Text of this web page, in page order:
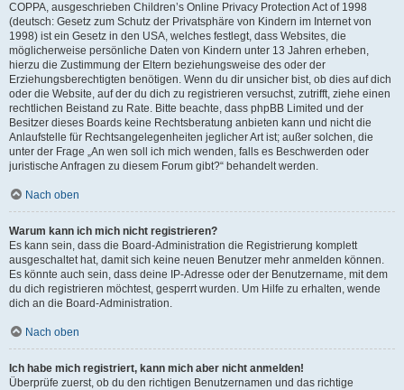
COPPA, ausgeschrieben Children’s Online Privacy Protection Act of 1998
(deutsch: Gesetz zum Schutz der Privatsphäre von Kindern im Internet von
1998) ist ein Gesetz in den USA, welches festlegt, dass Websites, die
möglicherweise persönliche Daten von Kindern unter 13 Jahren erheben,
hierzu die Zustimmung der Eltern beziehungsweise des oder der
Erziehungsberechtigten benötigen. Wenn du dir unsicher bist, ob dies auf dich
oder die Website, auf der du dich zu registrieren versuchst, zutrifft, ziehe einen
rechtlichen Beistand zu Rate. Bitte beachte, dass phpBB Limited und der
Besitzer dieses Boards keine Rechtsberatung anbieten kann und nicht die
Anlaufstelle für Rechtsangelegenheiten jeglicher Art ist; außer solchen, die
unter der Frage „An wen soll ich mich wenden, falls es Beschwerden oder
juristische Anfragen zu diesem Forum gibt?“ behandelt werden.
Nach oben
Warum kann ich mich nicht registrieren?
Es kann sein, dass die Board-Administration die Registrierung komplett
ausgeschaltet hat, damit sich keine neuen Benutzer mehr anmelden können.
Es könnte auch sein, dass deine IP-Adresse oder der Benutzername, mit dem
du dich registrieren möchtest, gesperrt wurden. Um Hilfe zu erhalten, wende
dich an die Board-Administration.
Nach oben
Ich habe mich registriert, kann mich aber nicht anmelden!
Überprüfe zuerst, ob du den richtigen Benutzernamen und das richtige